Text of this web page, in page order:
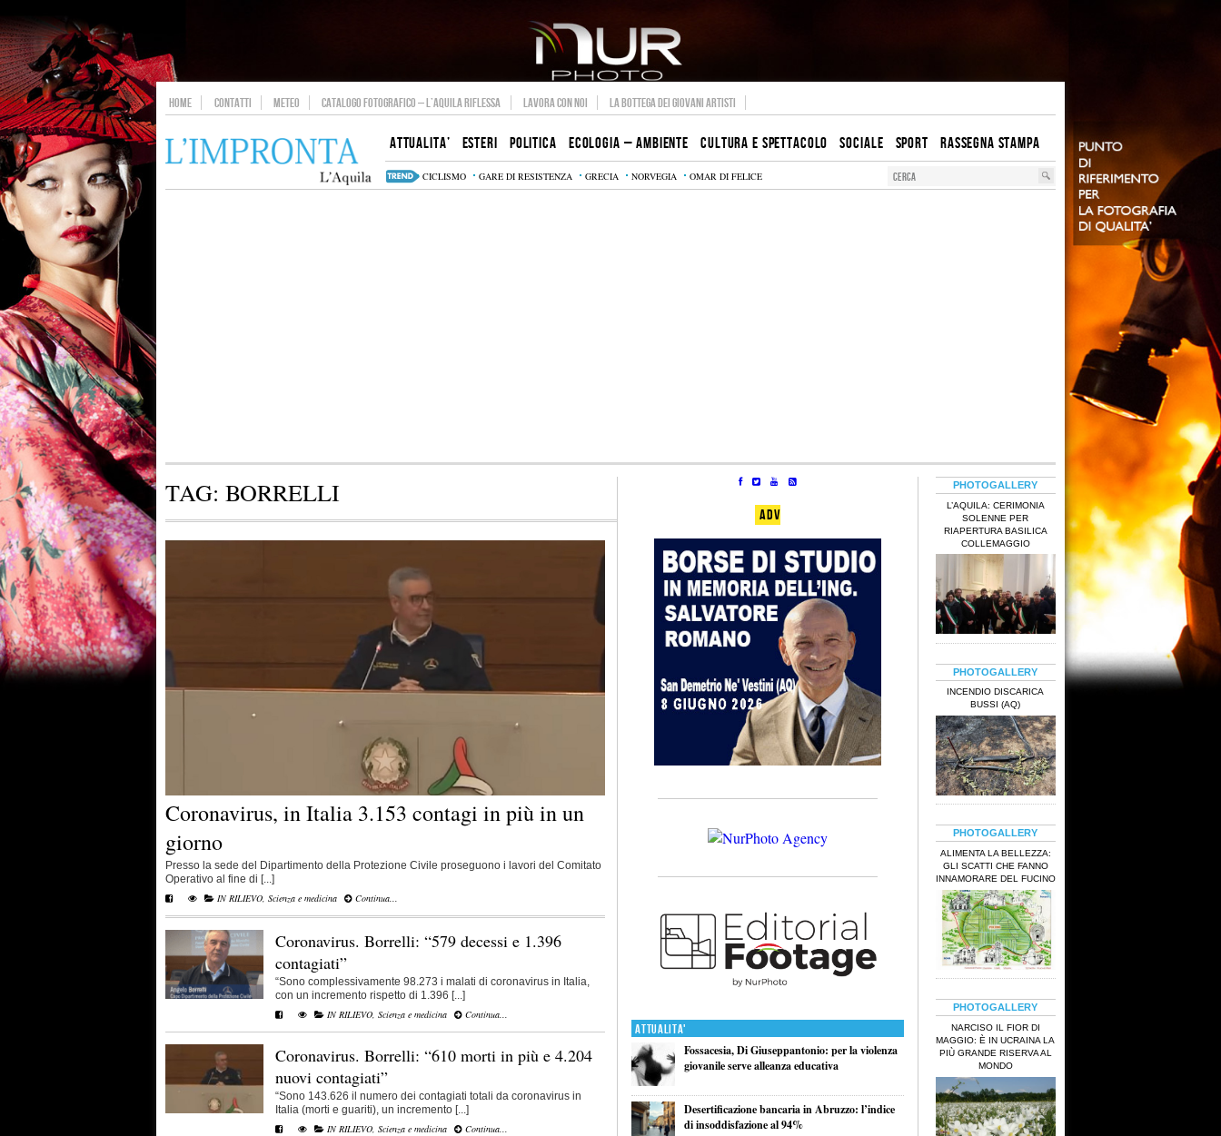
HOME CONTATTI METEO CATALOGO FOTOGRAFICO – L’AQUILA RIFLESSA LAVORA CON NOI LA BOTTEGA DEI GIOVANI ARTISTI
ATTUALITA’ ESTERI POLITICA ECOLOGIA – AMBIENTE CULTURA E SPETTACOLO SOCIALE SPORT RASSEGNA STAMPA
CICLISMO GARE DI RESISTENZA GRECIA NORVEGIA OMAR DI FELICE
TAG: BORRELLI
Coronavirus, in Italia 3.153 contagi in più in un
giorno
Presso la sede del Dipartimento della Protezione Civile proseguono i lavori del Comitato
Operativo al fine di [...]
IN RILIEVO, Scienza e medicina Continua...
Coronavirus. Borrelli: “579 decessi e 1.396
contagiati”
“Sono complessivamente 98.273 i malati di coronavirus in Italia,
con un incremento rispetto di 1.396 [...]
IN RILIEVO Scienza e medicina Continua...
Coronavirus. Borrelli: “610 morti in più e 4.204
nuovi contagiati”
“Sono 143.626 il numero dei contagiati totali da coronavirus in
Italia (morti e guariti), un incremento [...]
IN RILIEVO Scienza e medicina Continua...
ADV
Attualita'
Fossacesia, Di Giuseppantonio: per la violenza
giovanile serve alleanza educativa
Desertificazione bancaria in Abruzzo: l’indice
di insoddisfazione al 94%
PHOTOGALLERY
L’AQUILA: CERIMONIA
SOLENNE PER
RIAPERTURA BASILICA
COLLEMAGGIO
PHOTOGALLERY
INCENDIO DISCARICA
BUSSI (AQ)
PHOTOGALLERY
ALIMENTA LA BELLEZZA:
GLI SCATTI CHE FANNO
INNAMORARE DEL FUCINO
PHOTOGALLERY
NARCISO IL FIOR DI
MAGGIO: È IN UCRAINA LA
PIÙ GRANDE RISERVA AL
MONDO